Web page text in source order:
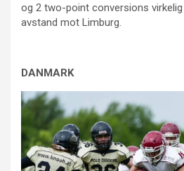
og 2 two-point conversions
avstand mot Limburg.
DANMARK